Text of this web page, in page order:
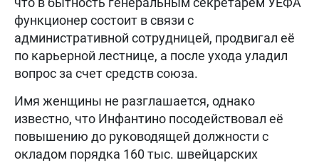
функционер состоит в связи с
административной сотрудницей, продвигал её
по карьерной лестнице, а после ухода уладил
вопрос за счет средств союза.
Имя женщины не разглашается, однако
известно, что Инфантино посодействовал её
повышению до руководящей должности с
окладом порядка 160 тыс. швейцарских